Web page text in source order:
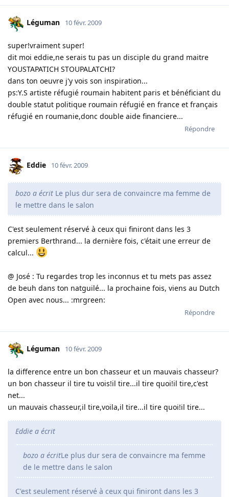
Léguman 10 févr. 2009
super!vraiment super!
dit moi eddie,ne serais tu pas un disciple du grand maitre
YOUSTAPATICH STOUPALATCHI?
dans ton oeuvre j'y vois son inspiration...
ps:Y.S artiste réfugié roumain habitent paris et bénéficiant du
double statut politique roumain réfugié en france et français
réfugié en roumanie,donc double aide financiere...
Répondre
Eddie 10 févr. 2009
bozo a écrit Le plus dur sera de convaincre ma femme de
le mettre dans le salon
C'est seulement réservé à ceux qui finiront dans les 3
premiers Berthrand... la dernière fois, c'était une erreur de
calcul...
@ José : Tu regardes trop les inconnus et tu mets pas assez
de beuh dans ton natguilé... la prochaine fois, viens au Dutch
Open avec nous... :mrgreen:
Répondre
Léguman 10 févr. 2009
la difference entre un bon chasseur et un mauvais chasseur?
un bon chasseur il tire tu vois!il tire...il tire quoi!il tire,c'est
net...
un mauvais chasseur,il tire,voila,il tire...il tire quoi!il tire...
Eddie a écrit
bozo a écritLe plus dur sera de convaincre ma femme
de le mettre dans le salon
C'est seulement réservé à ceux qui finiront dans les 3